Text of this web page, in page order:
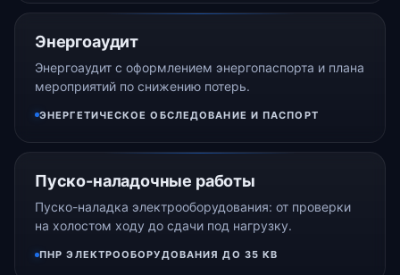
Энергоаудит
Энергоаудит с оформлением энергопаспорта и плана
мероприятий по снижению потерь.
ЭНЕРГЕТИЧЕСКОЕ ОБСЛЕДОВАНИЕ И ПАСПОРТ
Пуско-наладочные работы
Пуско-наладка электрооборудования: от проверки
на холостом ходу до сдачи под нагрузку.
ПНР ЭЛЕКТРООБОРУДОВАНИЯ ДО 35 КВ